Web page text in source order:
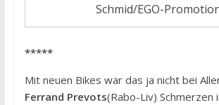
Schmid/EGO-
*****
Mit neuen Bikes war das ja nicht bei
Ferrand Prevots(Rabo-Liv) Schmerzen